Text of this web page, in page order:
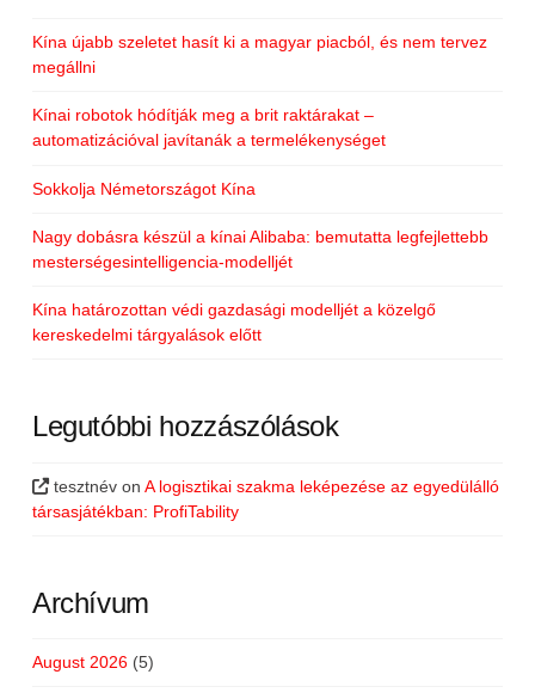
Kína újabb szeletet hasít ki a magyar piacból, és nem tervez
megállni
Kínai robotok hódítják meg a brit raktárakat –
automatizációval javítanák a termelékenységet
Sokkolja Németországot Kína
Nagy dobásra készül a kínai Alibaba: bemutatta legfejlettebb
mesterségesintelligencia-modelljét
Kína határozottan védi gazdasági modelljét a közelgő
kereskedelmi tárgyalások előtt
Legutóbbi hozzászólások
tesztnév onA logisztikai szakma leképezése az egyedülálló
társasjátékban: ProfiTability
Archívum
August 2026(5)